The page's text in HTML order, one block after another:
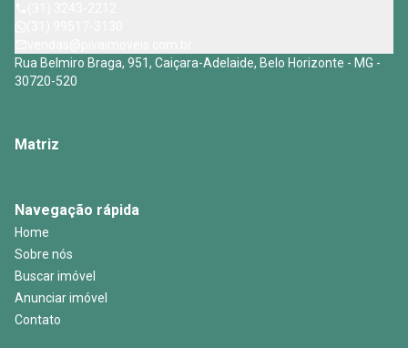
Rua Belmiro Braga, 951, Caiçara-Adelaide, Belo Horizonte - MG -
30720-520
Matriz
Navegação rápida
Home
Sobre nós
Buscar imóvel
Anunciar imóvel
Contato